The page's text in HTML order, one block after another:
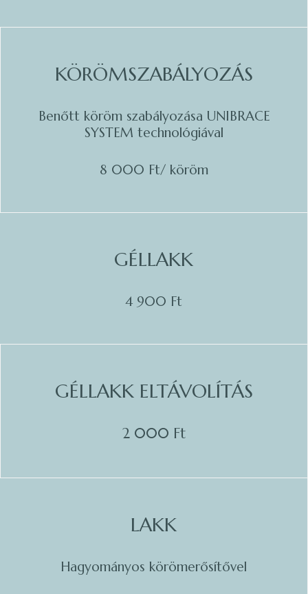
KÖRÖMSZABÁLYOZÁS
Benőtt köröm szabályozása UNIBRACE
SYSTEM technológiával
8 000 Ft/ köröm
GÉLLAKK
4 900 Ft
GÉLLAKK ELTÁVOLÍTÁS
2 000 Ft
LAKK
Hagyományos körömerősítővel